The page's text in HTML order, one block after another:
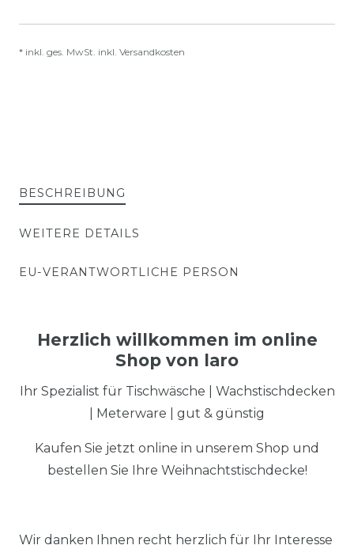
* inkl. ges. MwSt. inkl. Versandkosten
BESCHREIBUNG
WEITERE DETAILS
EU-VERANTWORTLICHE PERSON
Herzlich willkommen im online
Shop von laro
Ihr Spezialist für Tischwäsche | Wachstischdecken
| Meterware | gut & günstig
Kaufen Sie jetzt online in unserem Shop und
bestellen Sie Ihre Weihnachtstischdecke!
Wir danken Ihnen recht herzlich für Ihr Interesse